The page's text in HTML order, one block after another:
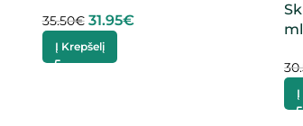
35.50€ 31.95€
Į Krepšelį
ml
Į